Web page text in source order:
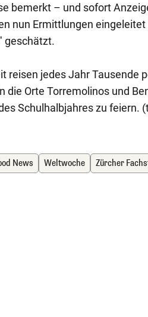
bemerkt – und sofort
nun Ermittlungen
geschätzt.
reisen jedes Jahr Tausende
die Orte Torremolinos und
Schulhalbjahres zu feiern.
News Weltwoche Zürcher